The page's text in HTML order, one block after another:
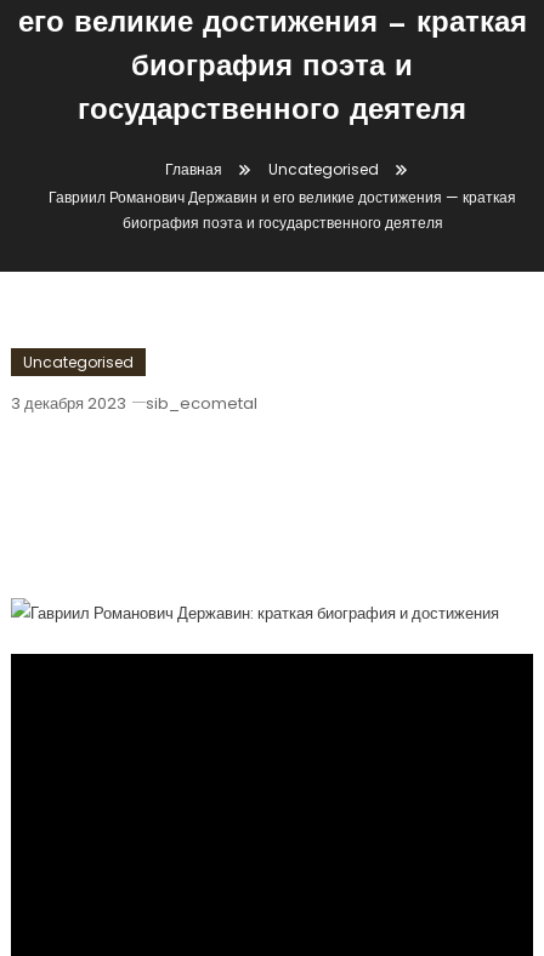
его великие достижения — краткая
биография поэта и
государственного деятеля
Главная
Uncategorised
Гавриил Романович Державин и его великие достижения — краткая
биография поэта и государственного деятеля
Uncategorised
3 декабря 2023 sib_ecometal